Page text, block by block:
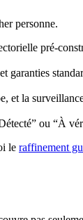
personne.
pré-
garanties
et la
ou “À
le raffinement